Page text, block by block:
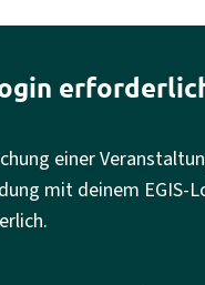
einer
mit deinem EGIS-